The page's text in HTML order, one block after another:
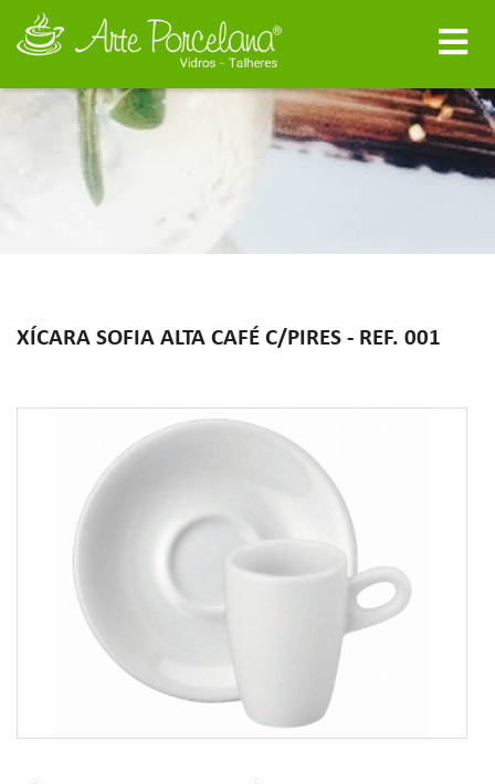
XÍCARA SOFIA ALTA CAFÉ C/PIRES - REF. 001